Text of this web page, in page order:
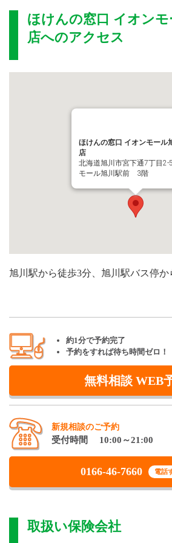
ほけんの窓口 イオン
店へのアクセス
ほけんの窓口 イオンモール
店
北海道旭川市宮下通7丁目2-
モール旭川駅前 3階
旭川駅から徒歩3分、旭川駅バス停か
約1分で予約完了
予約をすれば待ち時間ゼロ！
無料相談 WEB
新規相談のご予約
受付時間 10:00～21:00
0166-46-7660 電話
取扱い保険会社